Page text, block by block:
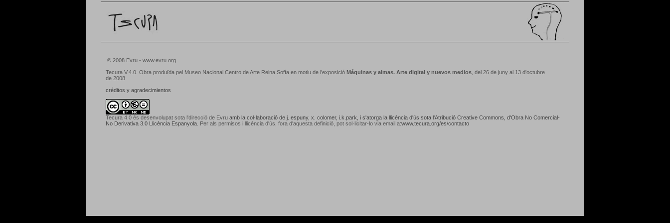
© 2008 Evru - www.evru.org
Tecura V.4.0. Obra produïda pel Museo Nacional Centro de Arte Reina Sofía en motiu de l'exposició Máquinas y almas. Arte digital y nuevos medios , del 26 de juny al 13 d'octubre
de 2008
créditos y agradecimientos
Tecura 4.0 és desenvolupat sota l'direcció de Evru amb la col·laboració de j. espuny, x. colomer, i.k.park, i s'atorga la llicència d'ús sota l'Atribució Creative Commons, d'Obra No Comercial-
No Derivativa 3.0 Llicència Espanyola . Per als permisos i llicència d'ús, fora d'aquesta definició, pot sol·licitar-lo via email a:www.tecura.org/es/contacto